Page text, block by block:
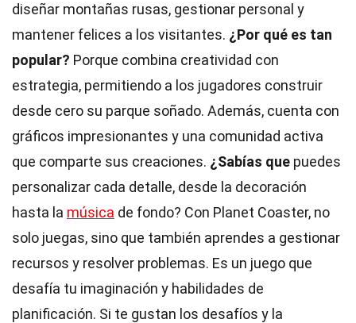
diseñar montañas rusas, gestionar personal y
mantener felices a los visitantes. ¿Por qué es tan
popular? Porque combina creatividad con
estrategia, permitiendo a los jugadores construir
desde cero su parque soñado. Además, cuenta con
gráficos impresionantes y una comunidad activa
que comparte sus creaciones. ¿Sabías que puedes
personalizar cada detalle, desde la decoración
hasta la música de fondo? Con Planet Coaster, no
solo juegas, sino que también aprendes a gestionar
recursos y resolver problemas. Es un juego que
desafía tu imaginación y habilidades de
planificación. Si te gustan los desafíos y la